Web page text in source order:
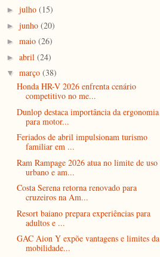
► julho (15)
► junho (20)
► maio (26)
► abril (24)
▼ março (38)
Honda HR-V 2026 enfrenta cenário
competitivo no me...
Dunlop destaca importância da ergonomia
para motor...
Feriados de abril impulsionam turismo
familiar em ...
Ram Rampage 2026 atua no limite de uso
urbano e am...
Costa Serena retorna renovado para
cruzeiros na Am...
Resort baiano prepara experiências para
adultos e ...
GAC Aion Y expõe vantagens e limites da
mobilidade...